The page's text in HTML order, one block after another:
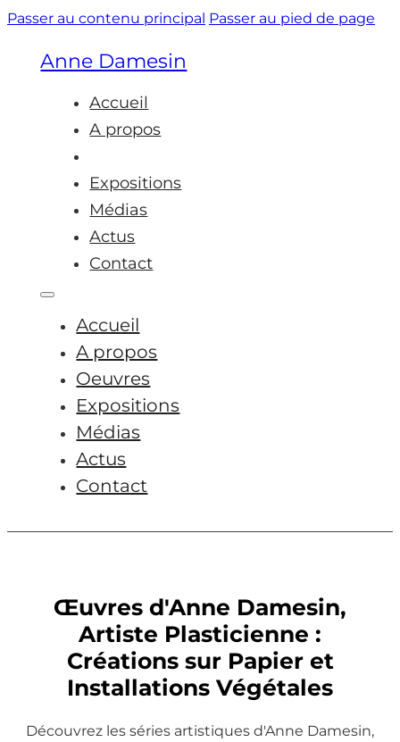
Passer au contenu principal Passer au pied de page
Anne Damesin
Accueil
A propos
Expositions
Médias
Actus
Contact
Accueil
A propos
Oeuvres
Expositions
Médias
Actus
Contact
Œuvres d'Anne Damesin,
Artiste Plasticienne :
Créations sur Papier et
Installations Végétales
Découvrez les séries artistiques d'Anne Damesin,